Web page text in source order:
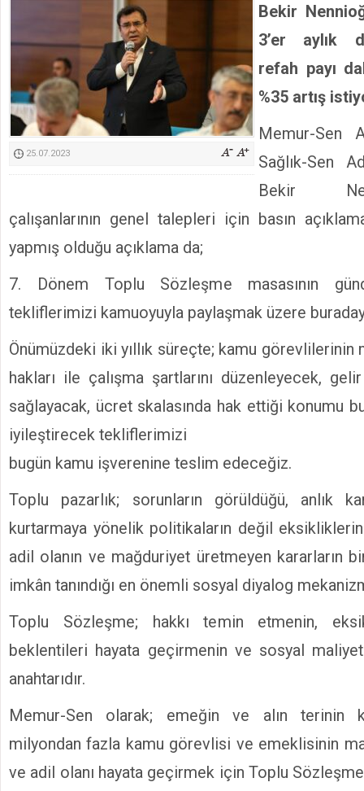
İyi Parti Yüreğir İlçe Başkanı Enis Akyürek
Kimyasallardan Koruma Derneği Başkanı Cennet Çelik
25.07.2023
Bekir
3’er aylık
refah payı
%35 artış
Memur-Sen
Sağlık-Sen
Bekir
çalışanlarının genel talepleri için basın
yapmış olduğu açıklama da;
7. Dönem Toplu Sözleşme masasının
tekliflerimizi kamuoyuyla paylaşmak üzere
Önümüzdeki iki yıllık süreçte; kamu
hakları ile çalışma şartlarını düzenleyecek, gelir
sağlayacak, ücret skalasında hak ettiği konumu
iyileştirecek tekliflerimizi
bugün kamu işverenine teslim edeceğiz.
Toplu pazarlık; sorunların görüldüğü, anlık
kurtarmaya yönelik politikaların değil eksikliklerin
adil olanın ve mağduriyet üretmeyen kararların
imkân tanındığı en önemli sosyal diyalog
Toplu Sözleşme; hakkı temin etmenin,
beklentileri hayata geçirmenin ve sosyal
anahtarıdır.
Memur-Sen olarak; emeğin ve alın terinin
milyondan fazla kamu görevlisi ve emeklisinin
ve adil olanı hayata geçirmek için Toplu